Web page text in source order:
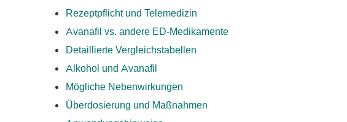
Rezeptpflicht und Telemedizin
Avanafil vs. andere ED-Medikamente
Detaillierte Vergleichstabellen
Alkohol und Avanafil
Mögliche Nebenwirkungen
Überdosierung und Maßnahmen